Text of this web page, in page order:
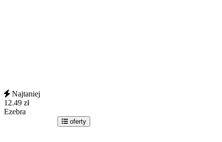
Najtaniej
12.49 zł
Ezebra
oferty